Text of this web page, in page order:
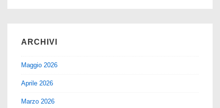
ARCHIVI
Maggio 2026
Aprile 2026
Marzo 2026